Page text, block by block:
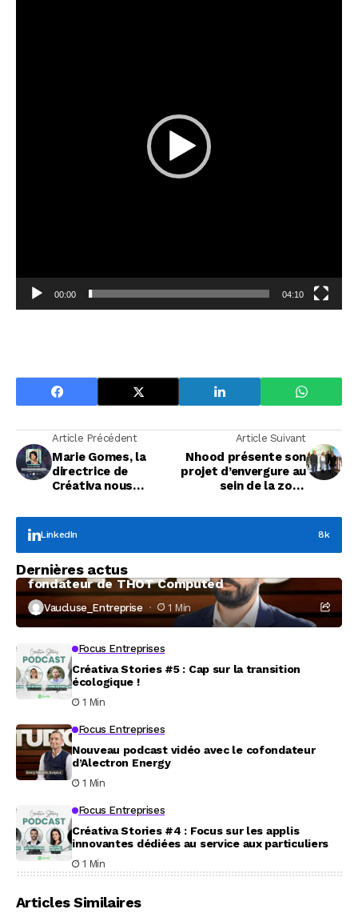
00:00 04:10
Article Précédent
Marie Gomes, la
directrice de
Créativa nous
Article Suivant
Nhood présente son
projet d’envergure au
sein de la zone
LinkedIn 8k
Dernières actus
À la rencontre de Christophe Coeffier, dirigeant
fondateur de THOT Computed
Vaucluse_Entreprise 1 Min
Focus Entreprises
Créativa Stories #5 : Cap sur la transition
écologique !
1 Min
Focus Entreprises
Nouveau podcast vidéo avec le cofondateur
d’Alectron Energy
1 Min
Focus Entreprises
Créativa Stories #4 : Focus sur les applis
innovantes dédiées au service aux particuliers
1 Min
Articles Similaires